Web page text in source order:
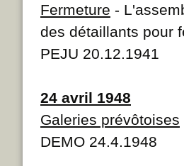
Fermeture -
des détaillants pour
PEJU 20.12.1941
24 avril 1948
Galeries prévôtoises
DEMO 24.4.1948